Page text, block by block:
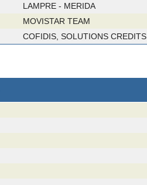
LAMPRE - MERIDA
MOVISTAR TEAM
COFIDIS, SOLUTIONS CREDITS